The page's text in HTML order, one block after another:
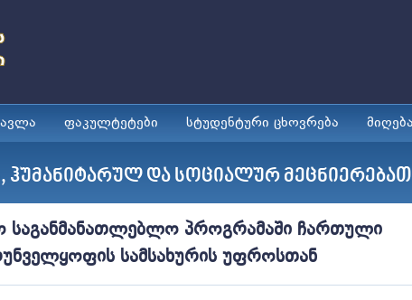
ფაკულტეტები სტუდენტური ცხოვრება
ჰუმანიტარულ და სოციალურ
საგანმანათლებლო პროგრამაში ჩართული
სამსახურის უფროსთან